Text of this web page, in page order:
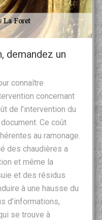
demandez un
connaître
concernant
de l’intervention du
Ce coût
au ramonage.
des chaudières a
et même la
et des résidus
à une hausse du
d’informations,
se trouve à